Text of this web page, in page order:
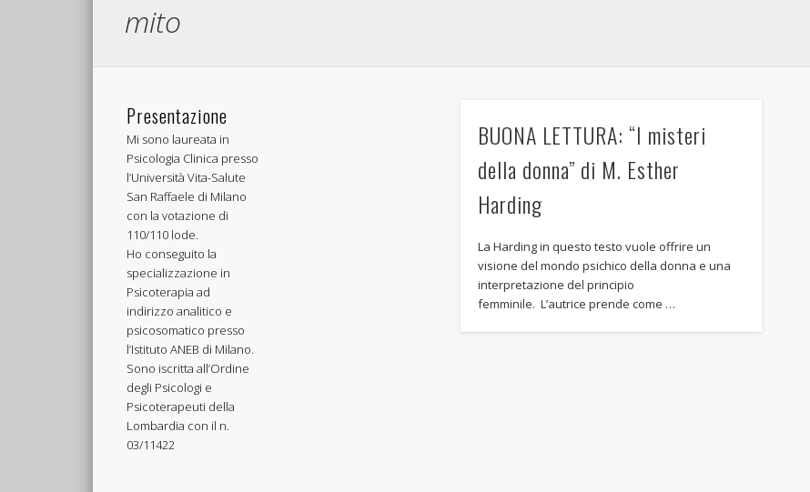
mito
BUONA LETTURA: “I misteri
della donna” di M. Esther
Harding
La Harding in questo testo vuole offrire un
visione del mondo psichico della donna e una
interpretazione del principio
femminile. L’autrice prende come …
Presentazione
Mi sono laureata in
Psicologia Clinica presso
l’Università Vita-Salute
San Raffaele di Milano
con la votazione di
110/110 lode.
Ho conseguito la
specializzazione in
Psicoterapia ad
indirizzo analitico e
psicosomatico presso
l’Istituto ANEB di Milano.
Sono iscritta all’Ordine
degli Psicologi e
Psicoterapeuti della
Lombardia con il n.
03/11422